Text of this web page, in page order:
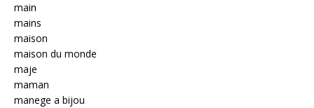
main
mains
maison
maison du monde
maje
maman
manege a bijou